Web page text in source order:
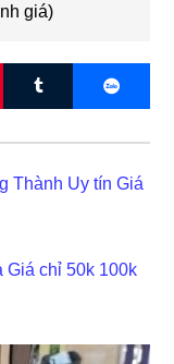
giá)
Thành Uy tín Giá
Giá chỉ 50k 100k